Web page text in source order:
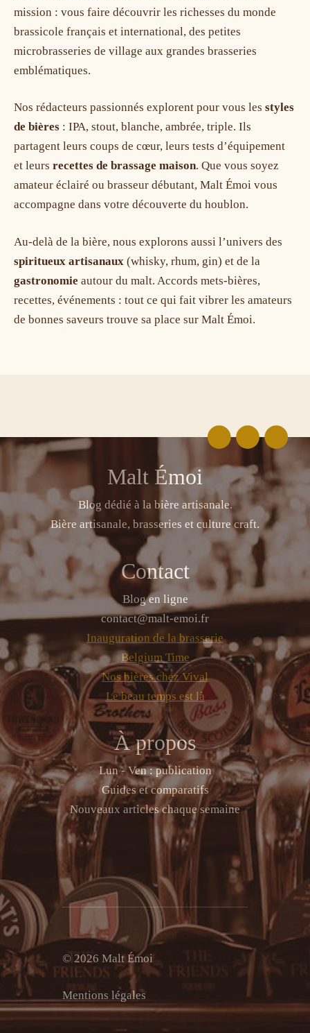
mission : vous faire découvrir les richesses du monde
brassicole français et international, des petites
microbrasseries de village aux grandes brasseries
emblématiques.
Nos rédacteurs passionnés explorent pour vous les styles
de bières : IPA, stout, blanche, ambrée, triple. Ils
partagent leurs coups de cœur, leurs tests d’équipement
et leurs recettes de brassage maison. Que vous soyez
amateur éclairé ou brasseur débutant, Malt Émoi vous
accompagne dans votre découverte du houblon.
Au-delà de la bière, nous explorons aussi l’univers des
spiritueux artisanaux (whisky, rhum, gin) et de la
gastronomie autour du malt. Accords mets-bières,
recettes, événements : tout ce qui fait vibrer les amateurs
de bonnes saveurs trouve sa place sur Malt Émoi.
Malt Émoi
Blog dédié à la bière artisanale.
Bière artisanale, brasseries et culture craft.
Contact
Blog en ligne
contact@malt-emoi.fr
Inauguration de la brasserie
Belgium Time
Nos bières chez Vival
Le beau temps est là
À propos
Lun - Ven : publication
Guides et comparatifs
Nouveaux articles chaque semaine
© 2026 Malt Émoi
Mentions légales